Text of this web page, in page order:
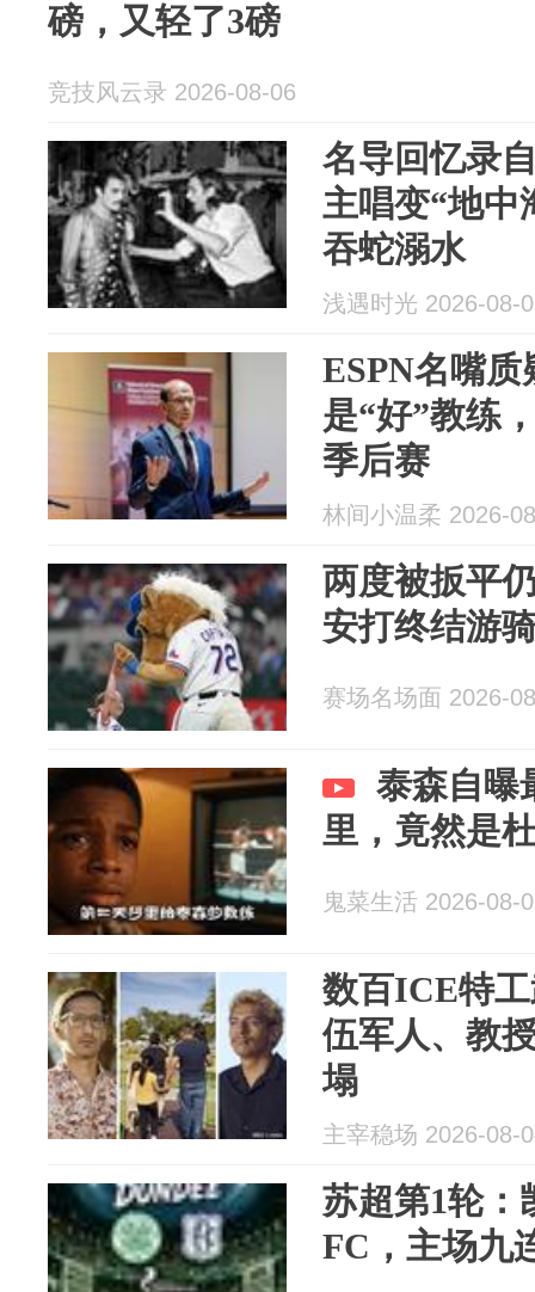
磅，又轻了3磅
竞技风云录 2026-08-06
名导回忆录
主唱变“地中
吞蛇溺水
浅遇时光 2026-08-
ESPN名嘴
是“好”教练
季后赛
林间小温柔 2026-
两度被扳平
安打终结游
赛场名场面 2026-
泰森自曝
里，竟然是
鬼菜生活 2026-08-
数百ICE特
伍军人、教
塌
主宰稳场 2026-08-
苏超第1轮：
FC，主场九